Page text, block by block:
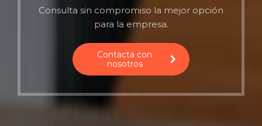
Consulta sin compromiso la mejor opción
para la empresa.
Contacta con
nosotros